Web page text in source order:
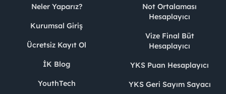
Neler Yaparız?
Kurumsal Giriş
Ücretsiz Kayıt Ol
İK Blog
YouthTech
Not Ortalaması
Hesaplayıcı
Vize Final Büt
Hesaplayıcı
YKS Puan Hesaplayıcı
YKS Geri Sayım Sayacı